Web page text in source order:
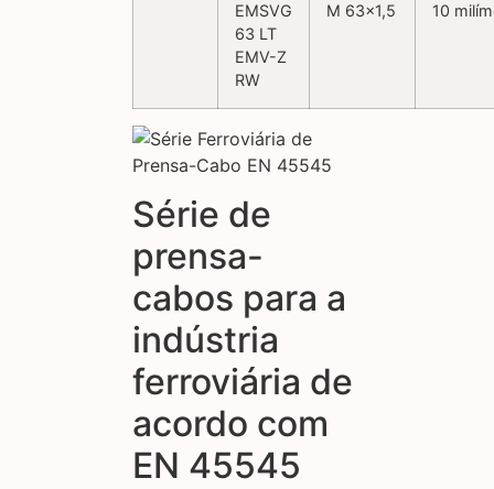
EMSVG
63 LT
EMV-Z
RW
M 63×1,5 10
Série de
prensa-
cabos para a
indústria
ferroviária de
acordo com
EN 45545